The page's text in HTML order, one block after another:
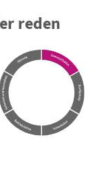
reden